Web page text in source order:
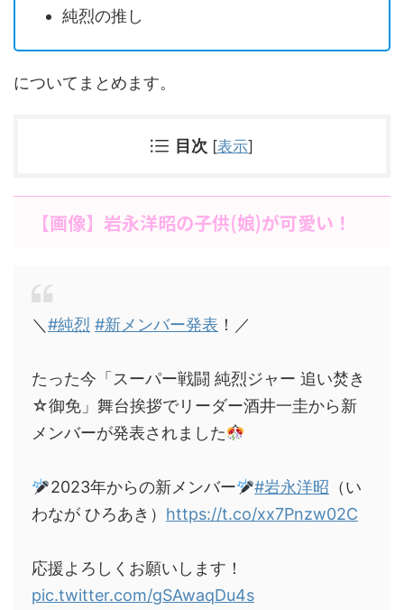
純烈の推し
についてまとめます。
目次 [表示]
【画像】岩永洋昭の子供(娘)が可愛い！
＼ #純烈 #新メンバー発表 ！／
たった今「スーパー戦闘 純烈ジャー 追い焚き
☆御免」舞台挨拶でリーダー酒井一圭から新
メンバーが発表されました
2023年からの新メンバー #岩永洋昭 （い
わなが ひろあき） https://t.co/xx7Pnzw02C
応援よろしくお願いします！
pic.twitter.com/gSAwaqDu4s